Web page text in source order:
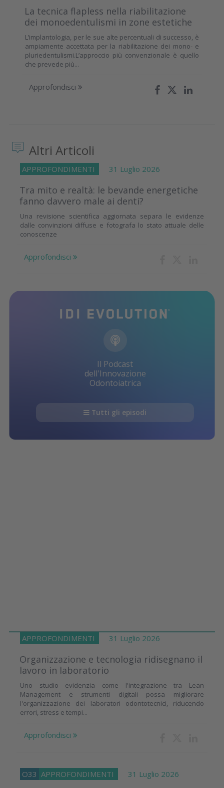
La tecnica flapless nella riabilitazione
dei monoedentulismi in zone estetiche
L’implantologia, per le sue alte percentuali di successo, è
ampiamente accettata per la riabilitazione dei mono- e
pluriedentulismi.L’approccio più convenzionale è quello
che prevede più...
Approfondisci
Altri Articoli
APPROFONDIMENTI 31 Luglio 2026
Tra mito e realtà: le bevande energetiche
fanno davvero male ai denti?
Una revisione scientifica aggiornata separa le evidenze
dalle convinzioni diffuse e fotografa lo stato attuale delle
conoscenze
Approfondisci
Il Podcast
dell'Innovazione
Odontoiatrica
Tutti gli episodi
APPROFONDIMENTI 31 Luglio 2026
Organizzazione e tecnologia ridisegnano il
lavoro in laboratorio
Uno studio evidenzia come l'integrazione tra Lean
Management e strumenti digitali possa migliorare
l'organizzazione dei laboratori odontotecnici, riducendo
errori, stress e tempi...
Approfondisci
O33 APPROFONDIMENTI 31 Luglio 2026